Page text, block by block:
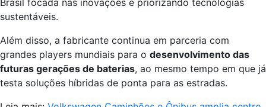
Brasil focada nas inovações e priorizando tecnologias
sustentáveis.
Além disso, a fabricante continua em parceria com
grandes players mundiais para o desenvolvimento das
futuras gerações de baterias, ao mesmo tempo em que já
testa soluções híbridas de ponta para as estradas.